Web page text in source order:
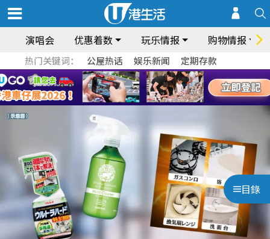
演唱会 优惠着数 玩乐情报 购物情报
热门关键词： 公屋热话 娱乐新闻 定期存款
目錄